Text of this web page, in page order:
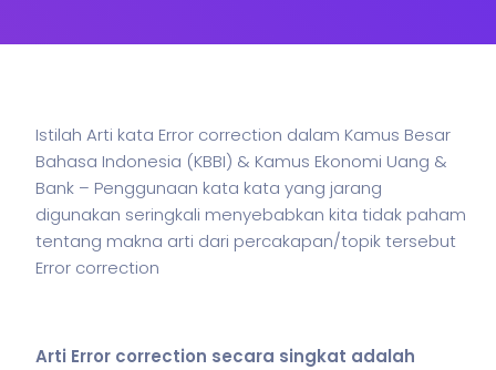
Istilah Arti kata Error correction dalam Kamus Besar
Bahasa Indonesia (KBBI) & Kamus Ekonomi Uang &
Bank – Penggunaan kata kata yang jarang
digunakan seringkali menyebabkan kita tidak paham
tentang makna arti dari percakapan/topik tersebut
Error correction
Arti Error correction secara singkat adalah